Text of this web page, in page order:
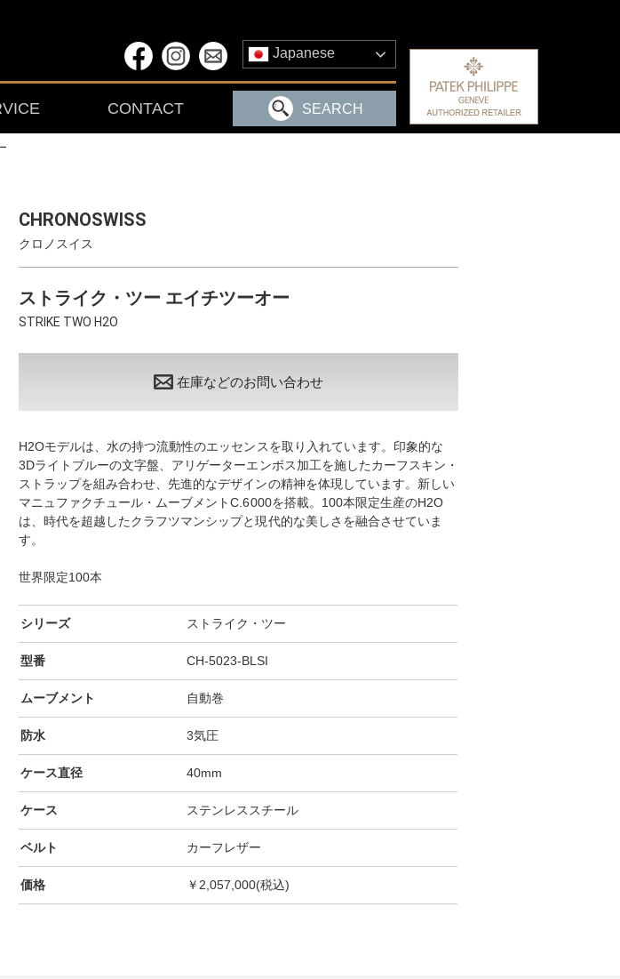
Japanese
CONTACT SEARCH
CHRONOSWISS
クロノスイス
ストライク・ツー エイチツーオー
STRIKE TWO H2O
在庫などのお問い合わせ
H2Oモデルは、水の持つ流動性のエッセンスを取り入れています。印象的な
3Dライトブルーの文字盤、アリゲーターエンボス加工を施したカーフスキン・
ストラップを組み合わせ、先進的なデザインの精神を体現しています。新しい
マニュファクチュール・ムーブメントC.6000を搭載。100本限定生産のH2O
は、時代を超越したクラフツマンシップと現代的な美しさを融合させていま
す。
世界限定100本
シリーズ ストライク・ツー
型番 CH-5023-BLSI
ムーブメント 自動巻
防水 3気圧
ケース直径 40mm
ケース ステンレススチール
ベルト カーフレザー
価格 ￥2,057,000(税込)